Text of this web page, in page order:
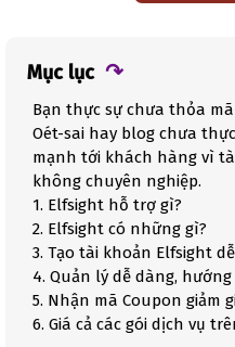
Mục lục
Bạn thực sự chưa thỏa
Oét-sai hay blog chưa
mạnh tới khách hàng vì
không chuyên nghiệp.
1. Elfsight hỗ trợ gì?
2. Elfsight có những gì?
3. Tạo tài khoản Elfsight
4. Quản lý dễ dàng,
5. Nhận mã Coupon giảm
6. Giá cả các gói dịch vụ